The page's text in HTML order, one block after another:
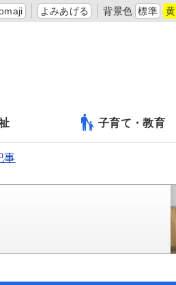
よみあげる 背景色 標準 黄
子育て・教育
事